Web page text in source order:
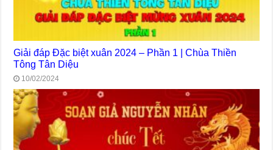
Giải đáp Đặc biệt xuân 2024 – Phần 1 | Chùa Thiền
Tông Tân Diệu
10/02/2024